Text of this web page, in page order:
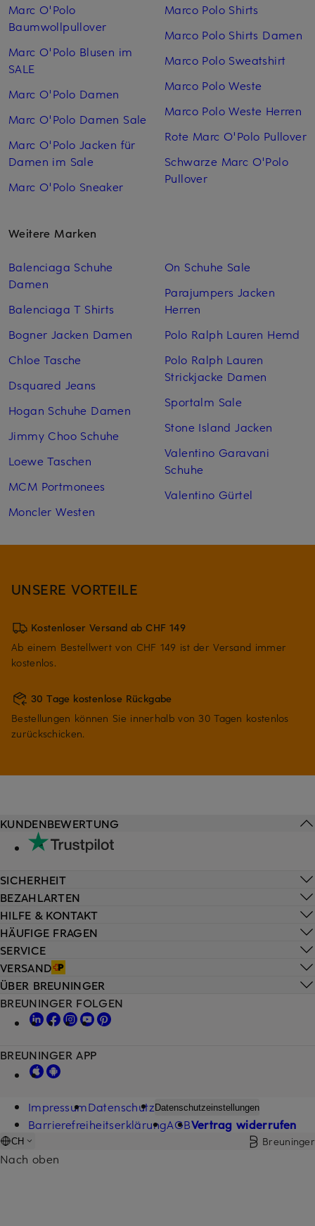
Marc O'Polo
Baumwollpullover
Marc O'Polo Blusen im
SALE
Marc O'Polo Damen
Marc O'Polo Damen Sale
Marc O'Polo Jacken für
Damen im Sale
Marc O'Polo Sneaker
Marco Polo Shirts
Marco Polo Shirts Damen
Marco Polo Sweatshirt
Marco Polo Weste
Marco Polo Weste Herren
Rote Marc O'Polo Pullover
Schwarze Marc O'Polo
Pullover
Weitere Marken
Balenciaga Schuhe
Damen
Balenciaga T Shirts
Bogner Jacken Damen
Chloe Tasche
Dsquared Jeans
Hogan Schuhe Damen
Jimmy Choo Schuhe
Loewe Taschen
MCM Portmonees
Moncler Westen
On Schuhe Sale
Parajumpers Jacken
Herren
Polo Ralph Lauren Hemd
Polo Ralph Lauren
Strickjacke Damen
Sportalm Sale
Stone Island Jacken
Valentino Garavani
Schuhe
Valentino Gürtel
UNSERE VORTEILE
Kostenloser Versand ab CHF 149
Ab einem Bestellwert von CHF 149 ist der Versand immer
kostenlos.
30 Tage kostenlose Rückgabe
Bestellungen können Sie innerhalb von 30 Tagen kostenlos
zurückschicken.
HILFE & KONTAKT
HÄUFIGE FRAGEN
SERVICE
VERSAND
KUNDENBEWERTUNG
SICHERHEIT
BEZAHLARTEN
ÜBER BREUNINGER
BREUNINGER FOLGEN
BREUNINGER APP
ImpressumDatenschutzDatenschutzeinstellungen
BarrierefreiheitserklärungAGBVertrag widerrufen
CH Breuninger
Nach oben